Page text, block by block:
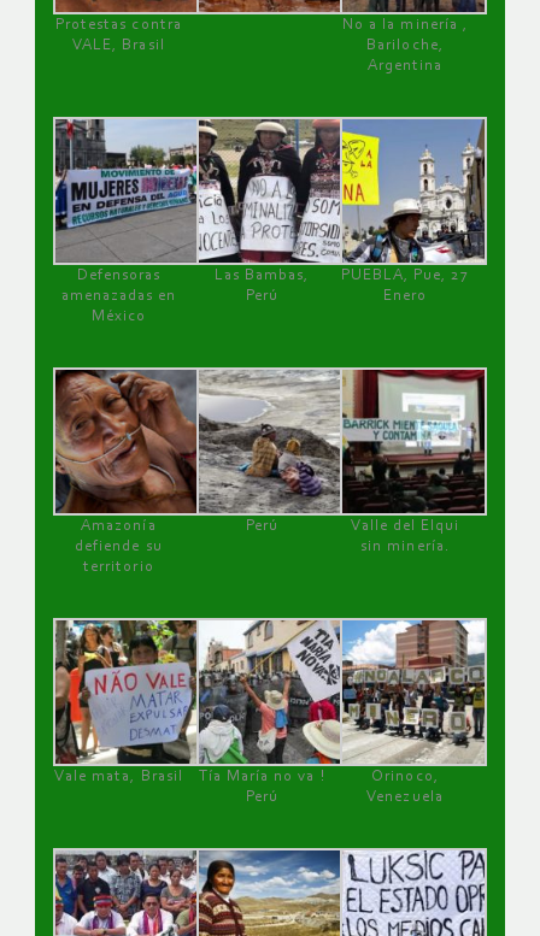
Protestas contra
VALE, Brasil
No a la minería ,
Bariloche,
Argentina
Defensoras
amenazadas en
México
Las Bambas,
Perú
PUEBLA, Pue, 27
Enero
Amazonía
defiende su
territorio
Perú
Valle del Elqui
sin minería.
Vale mata, Brasil
Tía María no va !
Perú
Orinoco,
Venezuela